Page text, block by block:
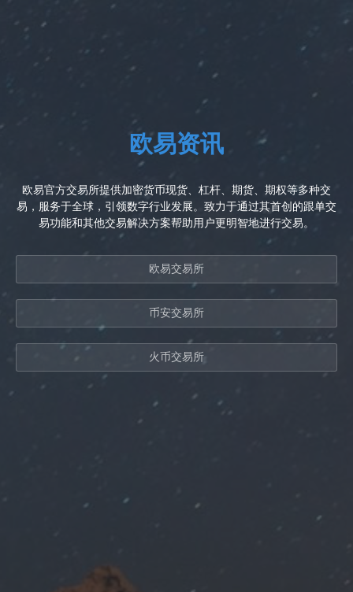
欧易资讯
欧易官方交易所提供加密货币现货、杠杆、期货、期权等多种交
易，服务于全球，引领数字行业发展。致力于通过其首创的跟单交
易功能和其他交易解决方案帮助用户更明智地进行交易。
欧易交易所
币安交易所
火币交易所